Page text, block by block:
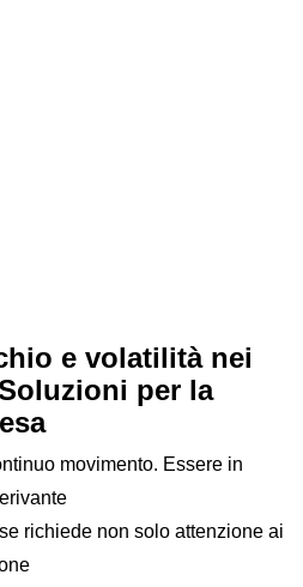
e volatilità nei
per la
movimento. Essere in
richiede non solo attenzione ai